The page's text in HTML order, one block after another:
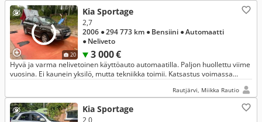
20
Kia Sportage
3 000 €
2,7
2006 ● 294 773 km ● Bensiini ● Automaatti
● Neliveto
Hyvä ja varma nelivetoinen käyttöauto automaatilla. Paljon huollettu viime
vuosina. Ei kaunein yksilö, mutta tekniikka toimii. Katsastus voimassa
Rautjärvi, Miikka Rautio
Kia Sportage
2,0